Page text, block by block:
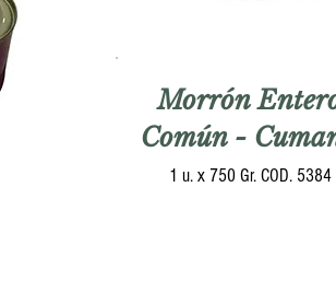
Morrón
Común -
1 u. x 750 Gr. COD. 5384